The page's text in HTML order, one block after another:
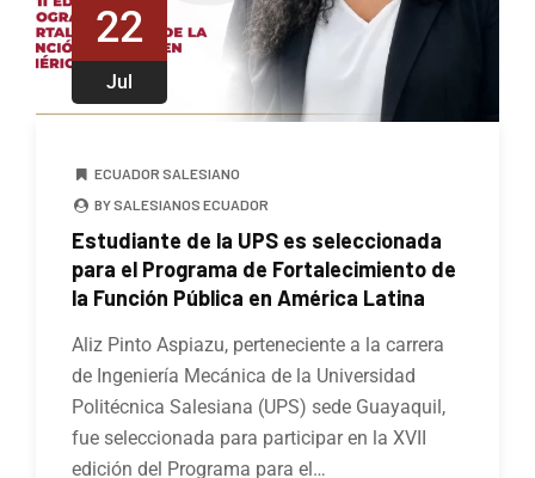
22
Jul
ECUADOR SALESIANO
BY SALESIANOS ECUADOR
Estudiante de la UPS es seleccionada
para el Programa de Fortalecimiento de
la Función Pública en América Latina
Aliz Pinto Aspiazu, perteneciente a la carrera
de Ingeniería Mecánica de la Universidad
Politécnica Salesiana (UPS) sede Guayaquil,
fue seleccionada para participar en la XVII
edición del Programa para el…